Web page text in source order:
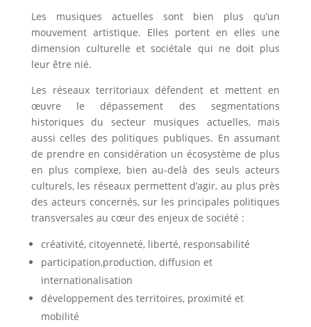
Les musiques actuelles sont bien plus qu’un
mouvement artistique. Elles portent en elles une
dimension culturelle et sociétale qui ne doit plus
leur être nié.
Les réseaux territoriaux défendent et mettent en
œuvre le dépassement des segmentations
historiques du secteur musiques actuelles, mais
aussi celles des politiques publiques. En assumant
de prendre en considération un écosystème de plus
en plus complexe, bien au-delà des seuls acteurs
culturels, les réseaux permettent d’agir, au plus près
des acteurs concernés, sur les principales politiques
transversales au cœur des enjeux de société :
créativité, citoyenneté, liberté, responsabilité
participation,production, diffusion et
internationalisation
développement des territoires, proximité et
mobilité